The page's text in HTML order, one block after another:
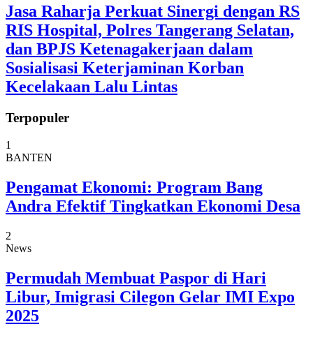
Jasa Raharja Perkuat Sinergi dengan RS
RIS Hospital, Polres Tangerang Selatan,
dan BPJS Ketenagakerjaan dalam
Sosialisasi Keterjaminan Korban
Kecelakaan Lalu Lintas
Terpopuler
1
BANTEN
Pengamat Ekonomi: Program Bang
Andra Efektif Tingkatkan Ekonomi Desa
2
News
Permudah Membuat Paspor di Hari
Libur, Imigrasi Cilegon Gelar IMI Expo
2025